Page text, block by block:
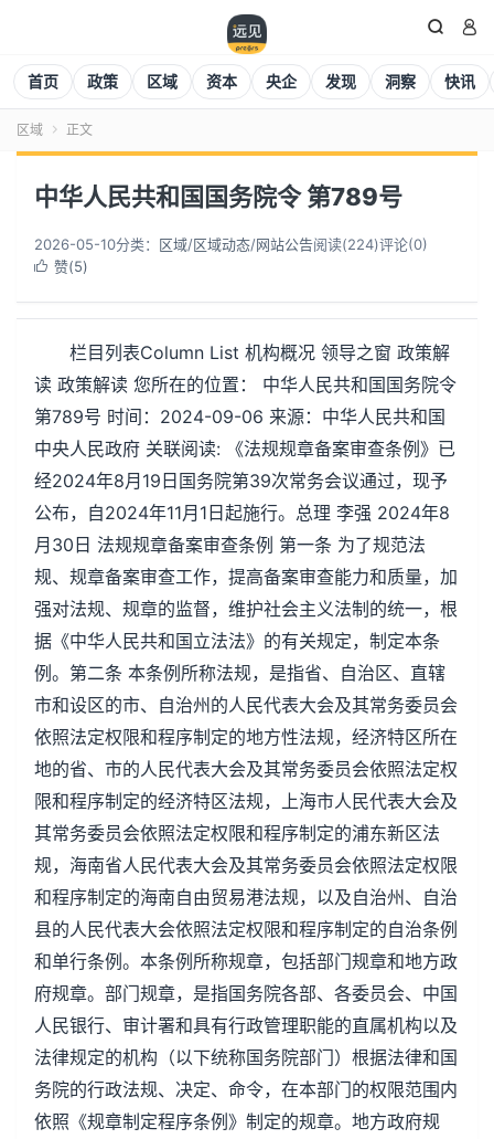
 
首页 政策 区域 资本 央企 发现 洞察 快讯
区域  正文
中华人民共和国国务院令 第789号
2026-05-10分类： 区域/区域动态/网站公告阅读(224)评论(0)
 赞(5)
栏目列表Column List 机构概况 领导之窗 政策解
读 政策解读 您所在的位置： 中华人民共和国国务院令
第789号 时间：2024-09-06 来源：中华人民共和国
中央人民政府 关联阅读: 《法规规章备案审查条例》已
经2024年8月19日国务院第39次常务会议通过，现予
公布，自2024年11月1日起施行。总理 李强 2024年8
月30日 法规规章备案审查条例 第一条 为了规范法
规、规章备案审查工作，提高备案审查能力和质量，加
强对法规、规章的监督，维护社会主义法制的统一，根
据《中华人民共和国立法法》的有关规定，制定本条
例。第二条 本条例所称法规，是指省、自治区、直辖
市和设区的市、自治州的人民代表大会及其常务委员会
依照法定权限和程序制定的地方性法规，经济特区所在
地的省、市的人民代表大会及其常务委员会依照法定权
限和程序制定的经济特区法规，上海市人民代表大会及
其常务委员会依照法定权限和程序制定的浦东新区法
规，海南省人民代表大会及其常务委员会依照法定权限
和程序制定的海南自由贸易港法规，以及自治州、自治
县的人民代表大会依照法定权限和程序制定的自治条例
和单行条例。本条例所称规章，包括部门规章和地方政
府规章。部门规章，是指国务院各部、各委员会、中国
人民银行、审计署和具有行政管理职能的直属机构以及
法律规定的机构（以下统称国务院部门）根据法律和国
务院的行政法规、决定、命令，在本部门的权限范围内
依照《规章制定程序条例》制定的规章。地方政府规